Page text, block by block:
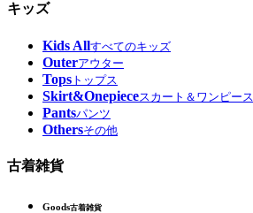
キッズ
Kids Allすべてのキッズ
Outerアウター
Tops トップス
Skirt&Onepieceスカート＆ワンピース
Pantsパンツ
Othersその他
古着雑貨
Goods古着雑貨